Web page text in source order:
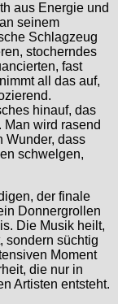
aus Energie und
seinem
Schlagzeug
stocherndes
fast
all das auf,
hinauf, das
wird rasend
Wunder, dass
schwelgen,
der finale
Donnergrollen
Die Musik heilt,
sondern süchtig
Moment
die nur in
Artisten entsteht.